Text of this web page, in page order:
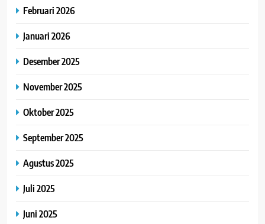
Februari 2026
Januari 2026
Desember 2025
November 2025
Oktober 2025
September 2025
Agustus 2025
Juli 2025
Juni 2025